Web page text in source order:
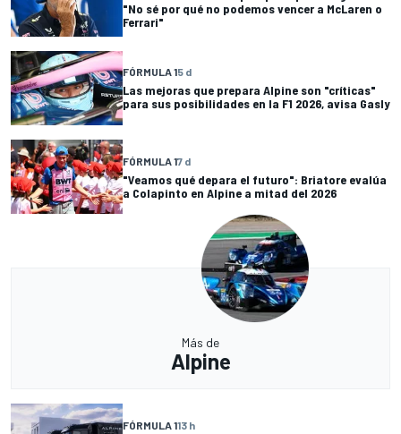
"No sé por qué no podemos vencer a McLaren o
Ferrari"
FÓRMULA 15 d
Las mejoras que prepara Alpine son "críticas"
para sus posibilidades en la F1 2026, avisa Gasly
FÓRMULA 17 d
"Veamos qué depara el futuro": Briatore evalúa
a Colapinto en Alpine a mitad del 2026
Más de
Alpine
FÓRMULA 113 h